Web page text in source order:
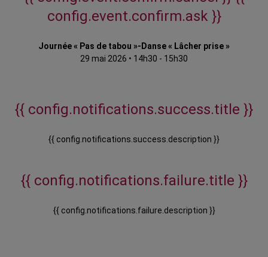
config.event.confirm.ask }}
Journée « Pas de tabou »-Danse « Lâcher prise »
29 mai 2026 • 14h30 - 15h30
{{ config.notifications.success.title }}
{{ config.notifications.success.description }}
{{ config.notifications.failure.title }}
{{ config.notifications.failure.description }}